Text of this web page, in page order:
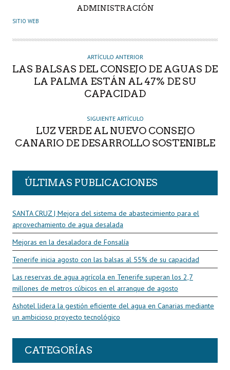
U
O
ADMINISTRACIÓN
SITIO WEB
ARTÍCULO ANTERIOR
LAS BALSAS DEL CONSEJO DE AGUAS DE
LA PALMA ESTÁN AL 47% DE SU
CAPACIDAD
SIGUIENTE ARTÍCULO
LUZ VERDE AL NUEVO CONSEJO
CANARIO DE DESARROLLO SOSTENIBLE
ÚLTIMAS PUBLICACIONES
SANTA CRUZ | Mejora del sistema de abastecimiento para el
aprovechamiento de agua desalada
Mejoras en la desaladora de Fonsalía
Tenerife inicia agosto con las balsas al 55% de su capacidad
Las reservas de agua agrícola en Tenerife superan los 2,7
millones de metros cúbicos en el arranque de agosto
Ashotel lidera la gestión eficiente del agua en Canarias mediante
un ambicioso proyecto tecnológico
CATEGORÍAS